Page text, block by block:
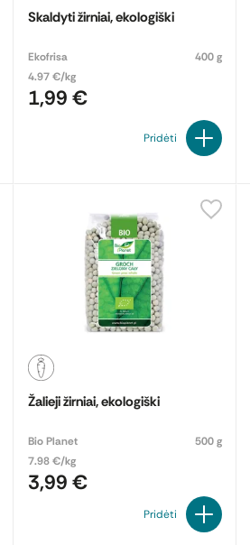
Skaldyti žirniai, ekologiški
Ekofrisa
400 g
4.97 €/kg
1,99 €
Pridėti
Žalieji žirniai, ekologiški
Bio Planet
500 g
7.98 €/kg
3,99 €
Pridėti